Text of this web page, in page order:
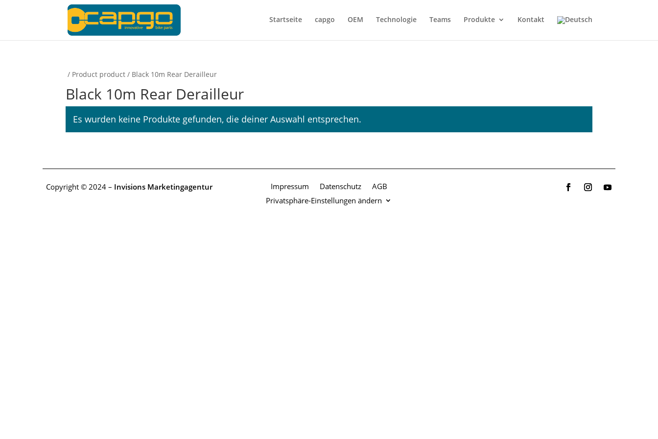
Startseite capgo OEM Technologie Teams Produkte Kontakt
/ Product product / Black 10m Rear Derailleur
Black 10m Rear Derailleur
Es wurden keine Produkte gefunden, die deiner Auswahl entsprechen.
Copyright © 2024 – Invisions Marketingagentur Impressum Datenschutz
AGB
Privatsphäre-Einstellungen ändern